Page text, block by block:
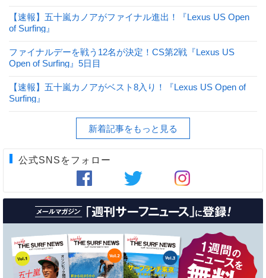
【速報】五十嵐カノアがファイナル進出！『Lexus US Open
of Surfing』
ファイナルデーを戦う12名が決定！CS第2戦『Lexus US
Open of Surfing』5日目
【速報】五十嵐カノアがベスト8入り！『Lexus US Open of
Surfing』
新着記事をもっと見る
公式SNSをフォロー